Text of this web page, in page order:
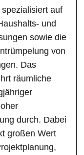
auf
und
sowie die
von
Das
räumliche
durch. Dabei
großen Wert